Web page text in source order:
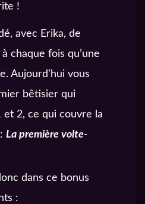
!
avec Erika, de
chaque fois qu’une
Aujourd’hui vous
bêtisier qui
et 2, ce qui couvre la
La première volte-
dans ce bonus
: